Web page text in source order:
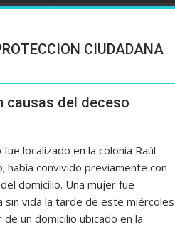
CIUDADANA
causas del deceso
fue localizado en la colonia Raúl
había convivido previamente con
domicilio. Una mujer fue
sin vida la tarde de este miércoles
de un domicilio ubicado en la